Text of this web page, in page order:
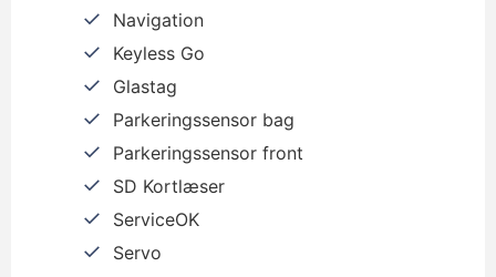
Navigation
Keyless Go
Glastag
Parkeringssensor bag
Parkeringssensor front
SD Kortlæser
ServiceOK
Servo